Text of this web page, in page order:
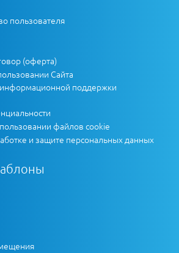
пользователя
(оферта)
Сайта
поддержки
файлов cookie
и защите персональных данных